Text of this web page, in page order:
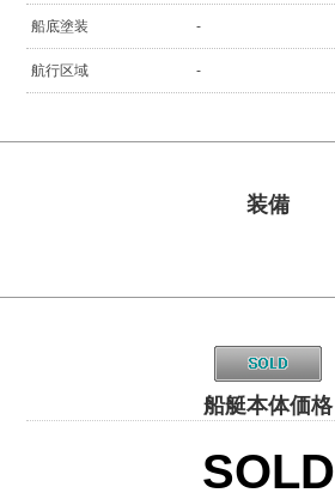
船底塗装 -
航行区域 -
装備
船艇本体価格
SOLD